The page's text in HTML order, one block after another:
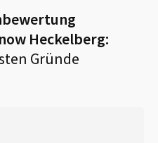
Heckelberg:
Gründe